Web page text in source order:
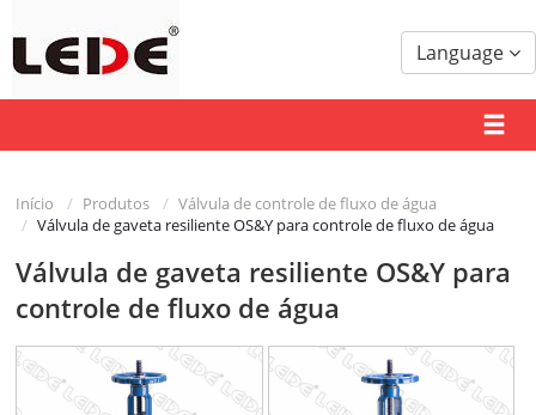
Language
Início Produtos
Válvula de controle de fluxo de água
Válvula de gaveta resiliente OS&Y para controle de fluxo de água
Válvula de gaveta resiliente OS&Y para
controle de fluxo de água